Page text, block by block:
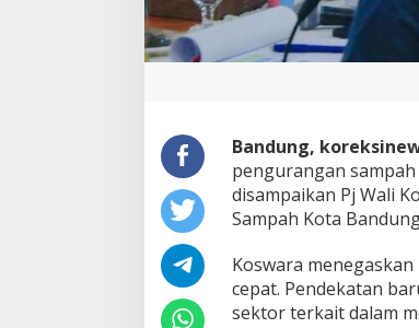
n
T
e
r
a
a
n
P
Bandung,
pengurangan
disampaikan Pj Wali
Sampah Kota
Koswara
cepat. Pendekatan
sektor terkait dalam